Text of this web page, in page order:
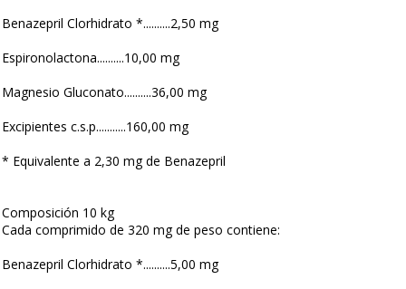
Benazepril Clorhidrato *..........2,50 mg
Espironolactona..........10,00 mg
Magnesio Gluconato..........36,00 mg
Excipientes c.s.p...........160,00 mg
* Equivalente a 2,30 mg de Benazepril
Composición 10 kg
Cada comprimido de 320 mg de peso contiene:
Benazepril Clorhidrato *..........5,00 mg